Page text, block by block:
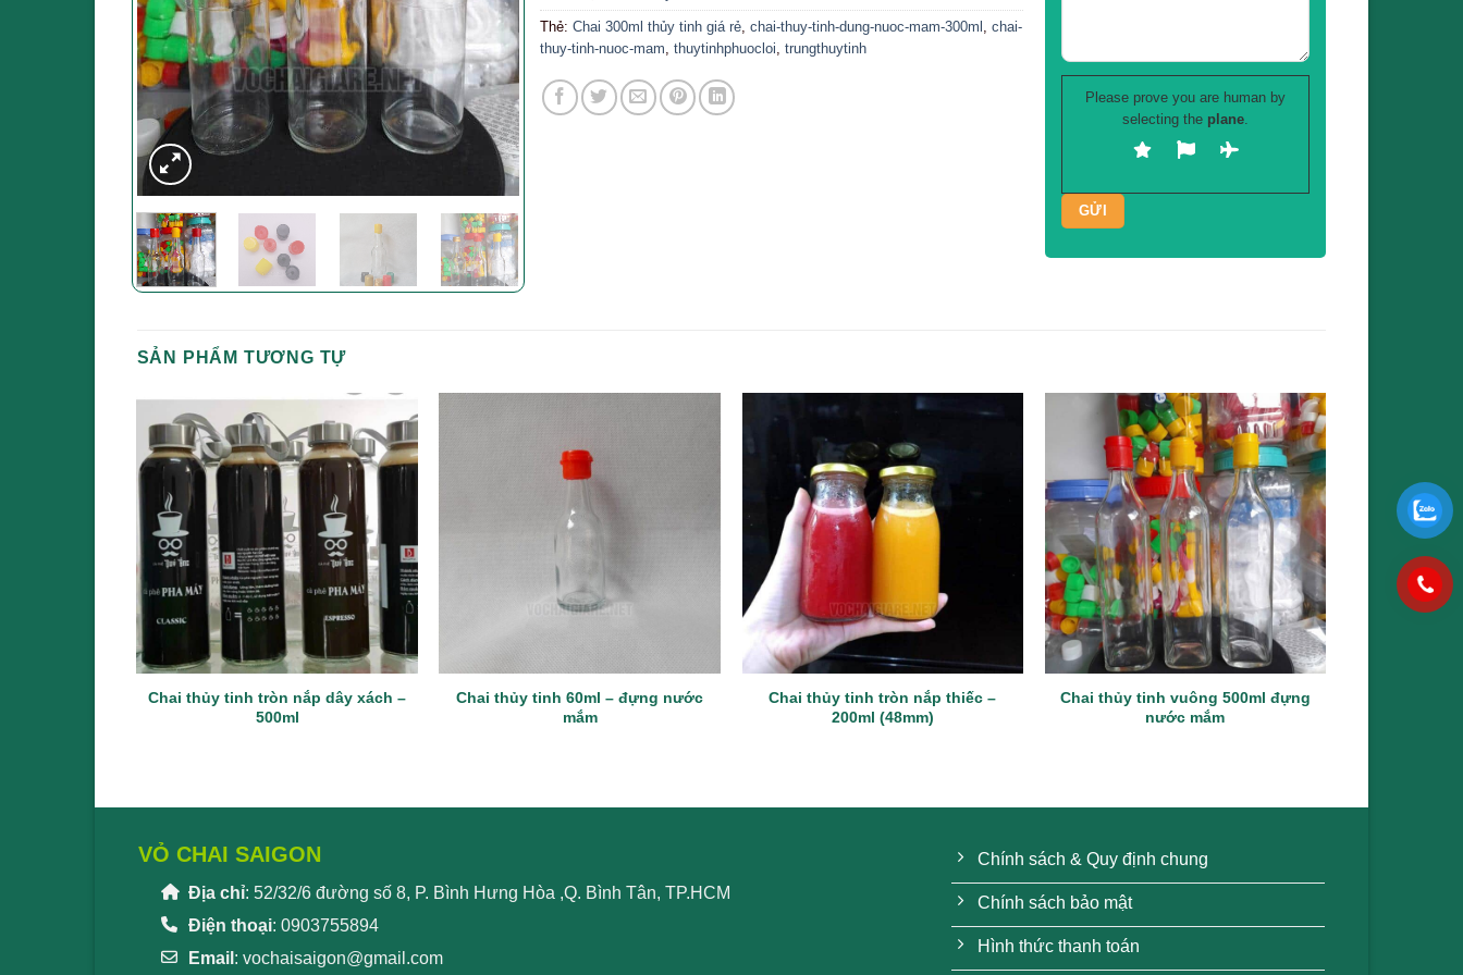
Thẻ:Chai 300ml thủy tinh giá rẻ ,chai-thuy-tinh-dung-nuoc-mam-300ml ,chai-
thuy-tinh-nuoc-mam ,thuytinhphuocloi ,trungthuytinh
Please prove you are human by
selecting the plane.
SẢN PHẨM TƯƠNG TỰ
Chai thủy tinh tròn nắp dây xách –
500ml
Chai thủy tinh 60ml – đựng nước
mắm
Chai thủy tinh tròn nắp thiếc –
200ml (48mm)
Chai thủy tinh vuông 500ml đựng
nước mắm
VỎ CHAI SAIGON
Địa chỉ: 52/32/6 đường số 8, P. Bình Hưng Hòa ,Q. Bình Tân, TP.HCM
Điện thoại: 0903755894
Email : vochaisaigon@gmail.com
Chính sách & Quy định chung
Chính sách bảo mật
Hình thức thanh toán